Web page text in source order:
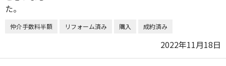
仲介手数料半額 リフォーム済み 購入 成約済み
2022年11月18日